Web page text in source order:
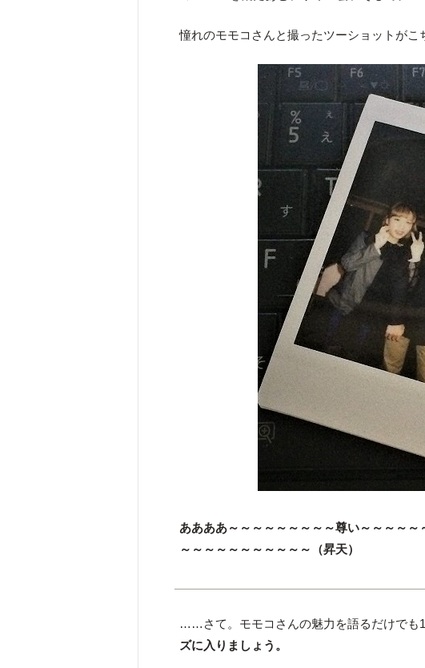
憧れのモモコさんと撮ったツーショットがこ
ああああ～～～～～～～～～尊い～～～～
～～～～～～～～～～～（昇天）
……さて。モモコさんの魅力を語るだけでも
ズに入りましょう。